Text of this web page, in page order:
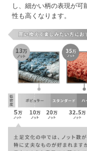
し、細かい柄の表現が可
性も高くなります。